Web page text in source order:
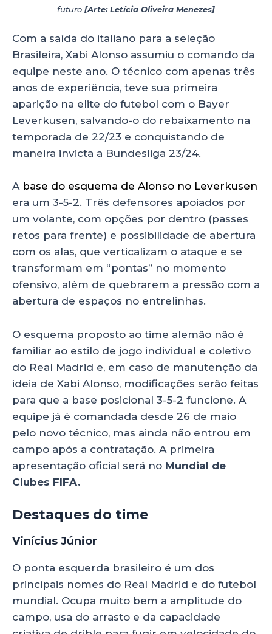
futuro [Arte: Letícia Oliveira Menezes]
Com a saída do italiano para a seleção
Brasileira, Xabi Alonso assumiu o comando da
equipe neste ano. O técnico com apenas três
anos de experiência, teve sua primeira
aparição na elite do futebol com o Bayer
Leverkusen, salvando-o do rebaixamento na
temporada de 22/23 e conquistando de
maneira invicta a Bundesliga 23/24.
A base do esquema de Alonso no Leverkusen
era um 3-5-2. Três defensores apoiados por
um volante, com opções por dentro (passes
retos para frente) e possibilidade de abertura
com os alas, que verticalizam o ataque e se
transformam em “pontas” no momento
ofensivo, além de quebrarem a pressão com a
abertura de espaços no entrelinhas.
O esquema proposto ao time alemão não é
familiar ao estilo de jogo individual e coletivo
do Real Madrid e, em caso de manutenção da
ideia de Xabi Alonso, modificações serão feitas
para que a base posicional 3-5-2 funcione. A
equipe já é comandada desde 26 de maio
pelo novo técnico, mas ainda não entrou em
campo após a contratação. A primeira
apresentação oficial será no Mundial de
Clubes FIFA.
Destaques do time
Vinícius Júnior
O ponta esquerda brasileiro é um dos
principais nomes do Real Madrid e do futebol
mundial. Ocupa muito bem a amplitude do
campo, usa do arrasto e da capacidade